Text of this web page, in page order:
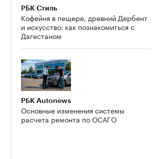
РБК Стиль
Кофейня в пещере, древний Дербент
и искусство: как познакомиться с
Дагестаном
РБК Autonews
Основные изменения системы
расчета ремонта по ОСАГО